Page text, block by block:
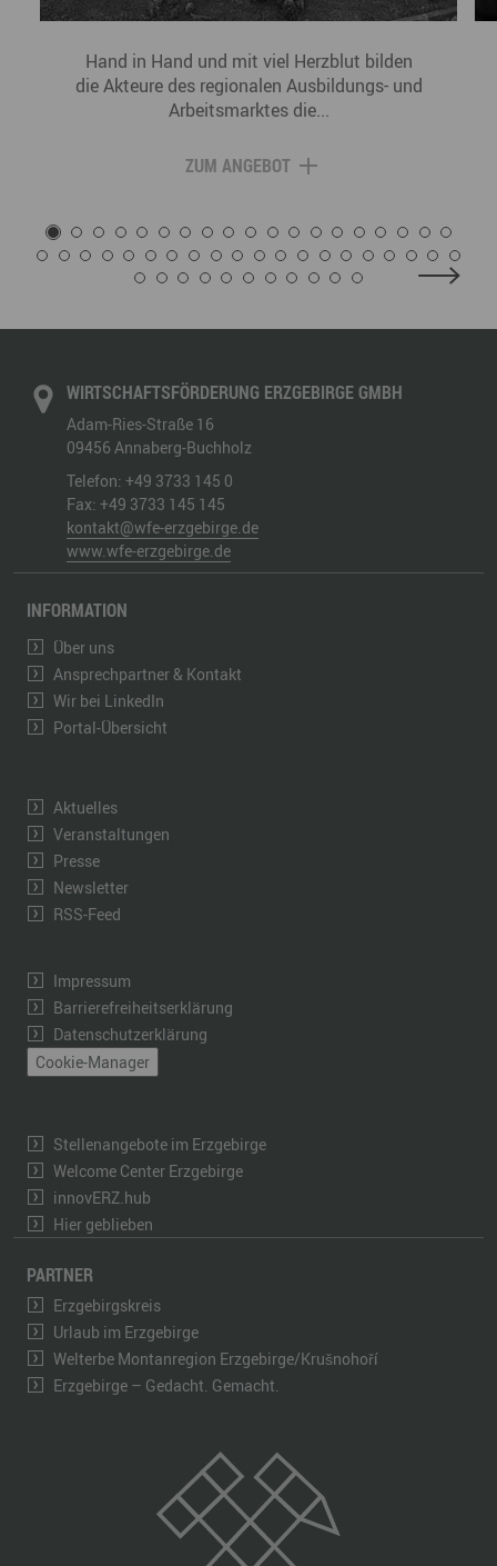
Hand in Hand und mit viel Herzblut bilden
die Akteure des regionalen Ausbildungs- und
Arbeitsmarktes die...
ZUM ANGEBOT
WIRTSCHAFTSFÖRDERUNG ERZGEBIRGE GMBH
Adam-Ries-Straße 16
09456 Annaberg-Buchholz
Telefon: +49 3733 145 0
Fax: +49 3733 145 145
kontakt@wfe-erzgebirge.de
www.wfe-erzgebirge.de
INFORMATION
Über uns
Ansprechpartner & Kontakt
Wir bei LinkedIn
Portal-Übersicht
Aktuelles
Veranstaltungen
Presse
Newsletter
RSS-Feed
Impressum
Barrierefreiheitserklärung
Datenschutzerklärung
Cookie-Manager
Stellenangebote im Erzgebirge
Welcome Center Erzgebirge
innovERZ.hub
Hier geblieben
PARTNER
Erzgebirgskreis
Urlaub im Erzgebirge
Welterbe Montanregion Erzgebirge/Krušnohoří
Erzgebirge – Gedacht. Gemacht.